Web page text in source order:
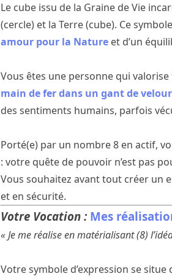
Le cube issu de la Graine de Vie
(cercle) et la Terre (cube). Ce
amour pour la Nature et d’un
Vous êtes une personne qui
main de fer dans un gant de
des sentiments humains, parfois
Porté(e) par un nombre 8 en actif,
: votre quête de pouvoir n’est pas
Vous souhaitez avant tout créer un
et en sécurité.
Votre Vocation : Mes
« Je me réalise en matérialisant (8)
Votre symbole d’expression se